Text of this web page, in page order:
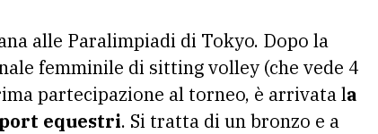
femminile di sitting volley (che vede 4
partecipazione al torneo, è arrivata la
equestri. Si tratta di un bronzo e a